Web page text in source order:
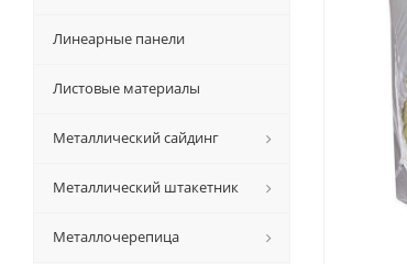
Линеарные панели
Листовые материалы
Металлический сайдинг
Металлический штакетник
Металлочерепица